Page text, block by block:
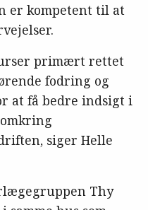
er kompetent til at
primært rettet
fodring og
at få bedre indsigt i
siger Helle
Thy